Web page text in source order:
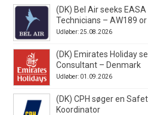
(DK) Bel Air seeks
Technicians – AW189
Udløber: 25.08.2026
(DK) Emirates Holiday
Consultant – Denmark
Udløber: 01.09.2026
(DK) CPH søger en
Koordinator